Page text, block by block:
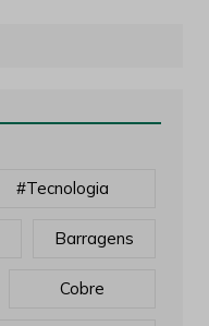
#tecnologia
Barragens
Cobre